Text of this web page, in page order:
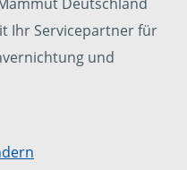
Ihr Servicepartner für
und